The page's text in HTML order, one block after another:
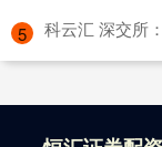
5 科云汇 深交所